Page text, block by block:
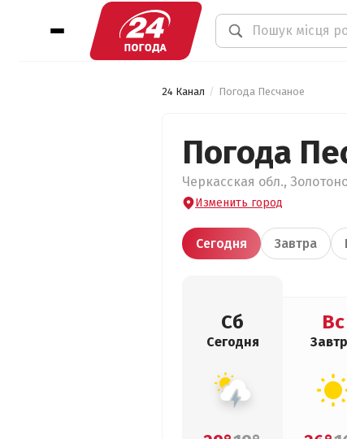
24 Канал Погода Песчаное
Погода
Черкасская обл.,
Изменить город
Сегодня Завтра
Сб
Сегодня
Вс